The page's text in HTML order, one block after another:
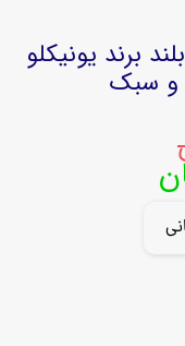
برند یونیکلو